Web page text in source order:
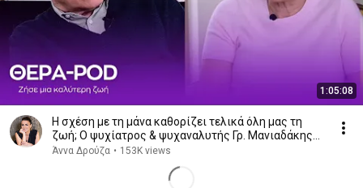
1:05:08
Η σχέση με τη μάνα καθορίζει τελικά όλη μας τη
ζωή; Ο ψυχίατρος & ψυχαναλυτής Γρ. Μανιαδάκης
απαντά!
Άννα Δρούζα • 153K views